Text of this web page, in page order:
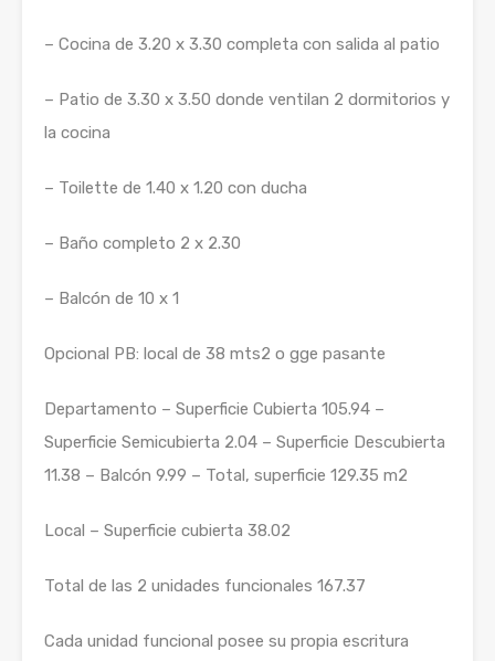
– Cocina de 3.20 x 3.30 completa con salida al patio
– Patio de 3.30 x 3.50 donde ventilan 2 dormitorios y
la cocina
– Toilette de 1.40 x 1.20 con ducha
– Baño completo 2 x 2.30
– Balcón de 10 x 1
Opcional PB: local de 38 mts2 o gge pasante
Departamento – Superficie Cubierta 105.94 –
Superficie Semicubierta 2.04 – Superficie Descubierta
11.38 – Balcón 9.99 – Total, superficie 129.35 m2
Local – Superficie cubierta 38.02
Total de las 2 unidades funcionales 167.37
Cada unidad funcional posee su propia escritura